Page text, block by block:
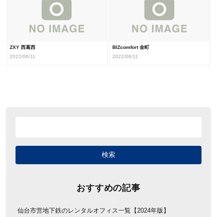
ZXY 西葛西
2022/06/11
BIZcomfort 金町
2022/06/11
おすすめの記事
仙台市営地下鉄のレンタルオフィス一覧【2024年版】